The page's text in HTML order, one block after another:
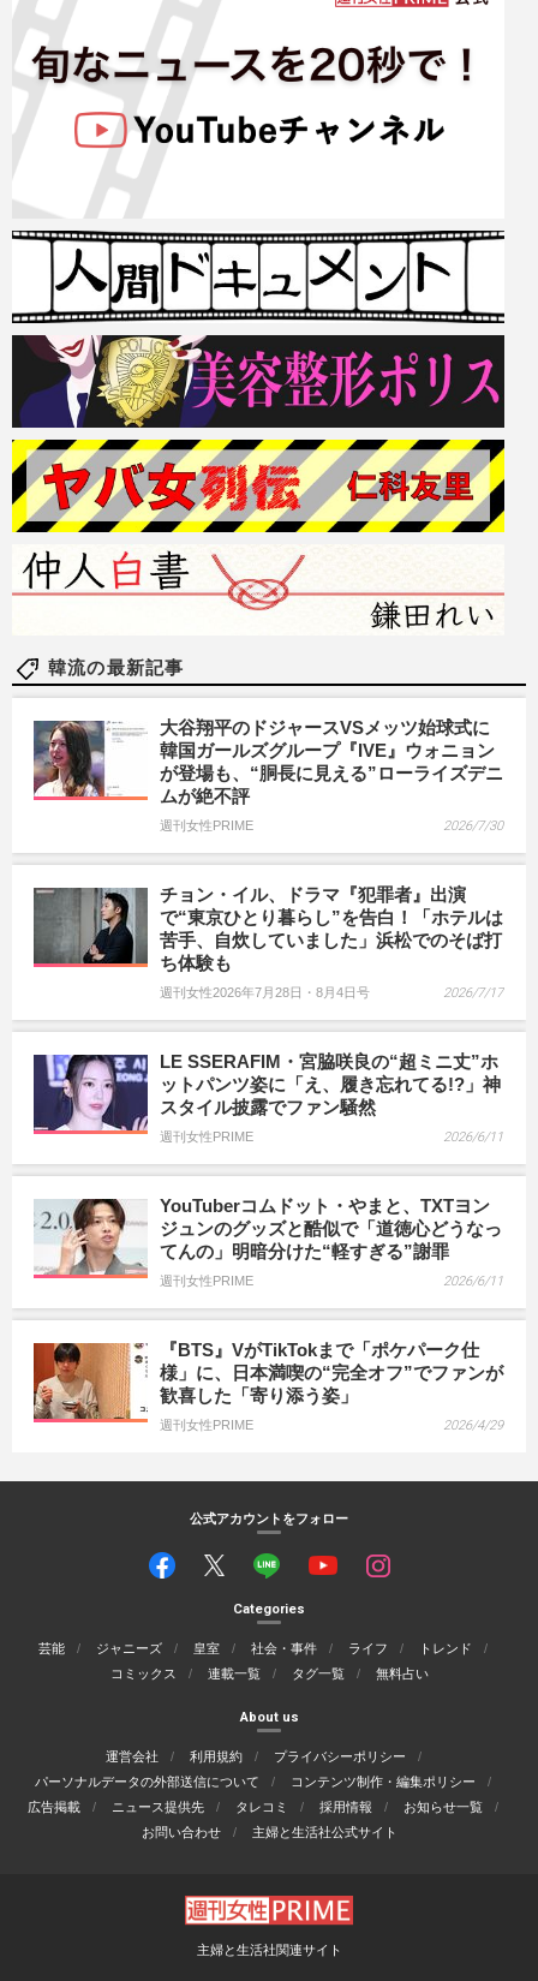
韓流の最新記事
大谷翔平のドジャースVSメッツ始球式に
韓国ガールズグループ『IVE』ウォニョン
が登場も、“胴長に見える”ローライズデニ
ムが絶不評
週刊女性PRIME 2026/7/30
チョン・イル、ドラマ『犯罪者』出演
で“東京ひとり暮らし”を告白！「ホテルは
苦手、自炊していました」浜松でのそば打
ち体験も
週刊女性2026年7月28日・8月4日号 2026/7/17
LE SSERAFIM・宮脇咲良の“超ミニ丈”ホ
ットパンツ姿に「え、履き忘れてる!?」神
スタイル披露でファン騒然
週刊女性PRIME 2026/6/11
YouTuberコムドット・やまと、TXTヨン
ジュンのグッズと酷似で「道徳心どうなっ
てんの」明暗分けた“軽すぎる”謝罪
週刊女性PRIME 2026/6/11
『BTS』VがTikTokまで「ポケパーク仕
様」に、日本満喫の“完全オフ”でファンが
歓喜した「寄り添う姿」
週刊女性PRIME 2026/4/29
公式アカウントをフォロー
Categories
芸能 ジャニーズ 皇室 社会・事件 ライフ
トレンド
コミックス
連載一覧 タグ一覧 無料占い
About us
運営会社 利用規約
プライバシーポリシー
パーソナルデータの外部送信について
コンテンツ制作・編集ポリシー
広告掲載
ニュース提供先 タレコミ 採用情報
お知らせ一覧
お問い合わせ
主婦と生活社公式サイト
主婦と生活社関連サイト